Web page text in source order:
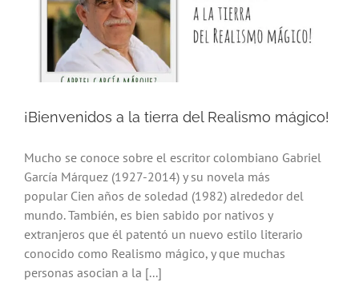
¡Bienvenidos a la tierra del Realismo mágico!
Mucho se conoce sobre el escritor colombiano Gabriel
García Márquez (1927-2014) y su novela más
popular Cien años de soledad (1982) alrededor del
mundo. También, es bien sabido por nativos y
extranjeros que él patentó un nuevo estilo literario
conocido como Realismo mágico, y que muchas
personas asocian a la [...]